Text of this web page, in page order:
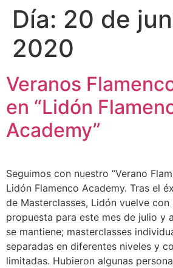
Día: 20 de
2020
Veranos
en “Lidón
Academy”
Seguimos con nuestro “Verano
Lidón Flamenco Academy. Tras el
de Masterclasses, Lidón vuelve con
propuesta para este mes de julio y
se mantiene; masterclasses
separadas en diferentes niveles y
limitadas. Hubieron algunas